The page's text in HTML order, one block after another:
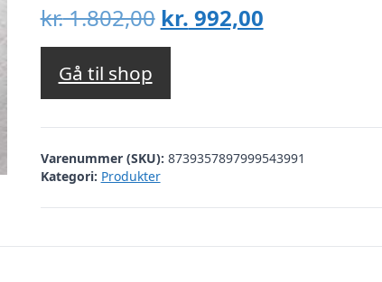
kr.1.802,00 Den
oprindelige
var:
kr. 1.802,00.
kr. 992,00Den
kr. 992,00.
Gå til shop
Varenummer (SKU): 8739357897999543991
Kategori: Produkter